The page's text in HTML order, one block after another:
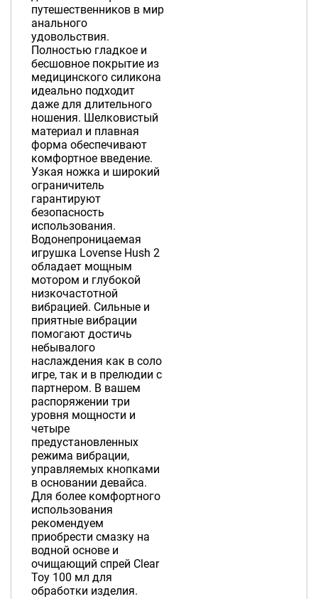
путешественников в мир
анального
удовольствия.
Полностью гладкое и
бесшовное покрытие из
медицинского силикона
идеально подходит
даже для длительного
ношения. Шелковистый
материал и плавная
форма обеспечивают
комфортное введение.
Узкая ножка и широкий
ограничитель
гарантируют
безопасность
использования.
Водонепроницаемая
игрушка Lovense Hush 2
обладает мощным
мотором и глубокой
низкочастотной
вибрацией. Сильные и
приятные вибрации
помогают достичь
небывалого
наслаждения как в соло
игре, так и в прелюдии с
партнером. В вашем
распоряжении три
уровня мощности и
четыре
предустановленных
режима вибрации,
управляемых кнопками
в основании девайса.
Для более комфортного
использования
рекомендуем
приобрести смазку на
водной основе и
очищающий спрей Clear
Toy 100 мл для
обработки изделия.